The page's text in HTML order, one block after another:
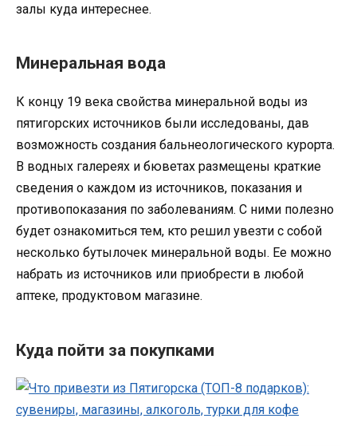
залы куда интереснее.
Минеральная вода
К концу 19 века свойства минеральной воды из
пятигорских источников были исследованы, дав
возможность создания бальнеологического курорта.
В водных галереях и бюветах размещены краткие
сведения о каждом из источников, показания и
противопоказания по заболеваниям. С ними полезно
будет ознакомиться тем, кто решил увезти с собой
несколько бутылочек минеральной воды. Ее можно
набрать из источников или приобрести в любой
аптеке, продуктовом магазине.
Куда пойти за покупками